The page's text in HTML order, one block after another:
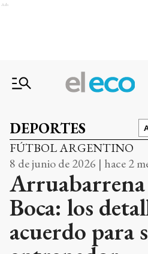
Ads
DEPORTES
FÚTBOL ARGENTINO
8 de junio de 2026 | hace 2
Arruabarrena
Boca: los
acuerdo para